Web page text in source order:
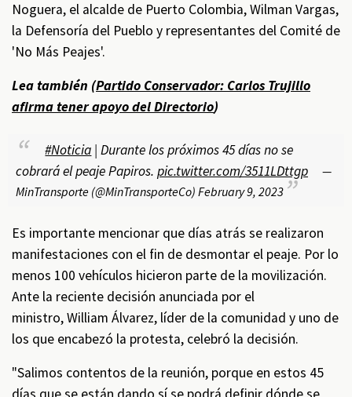
Noguera, el alcalde de Puerto Colombia, Wilman Vargas,
la Defensoría del Pueblo y representantes del Comité de
'No Más Peajes'.
Lea también (Partido Conservador: Carlos Trujillo
afirma tener apoyo del Directorio)
#Noticia | Durante los próximos 45 días no se
cobrará el peaje Papiros. pic.twitter.com/3511LDttgp
—
MinTransporte (@MinTransporteCo) February 9, 2023
Es importante mencionar que días atrás se realizaron
manifestaciones con el fin de desmontar el peaje. Por lo
menos 100 vehículos hicieron parte de la movilización.
Ante la reciente decisión anunciada por el
ministro, William Álvarez, líder de la comunidad y uno de
los que encabezó la protesta, celebró la decisión.
"Salimos contentos de la reunión, porque en estos 45